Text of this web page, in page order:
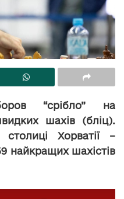
“срібло” на
шахів (бліц).
Хорватії –
найкращих шахістів